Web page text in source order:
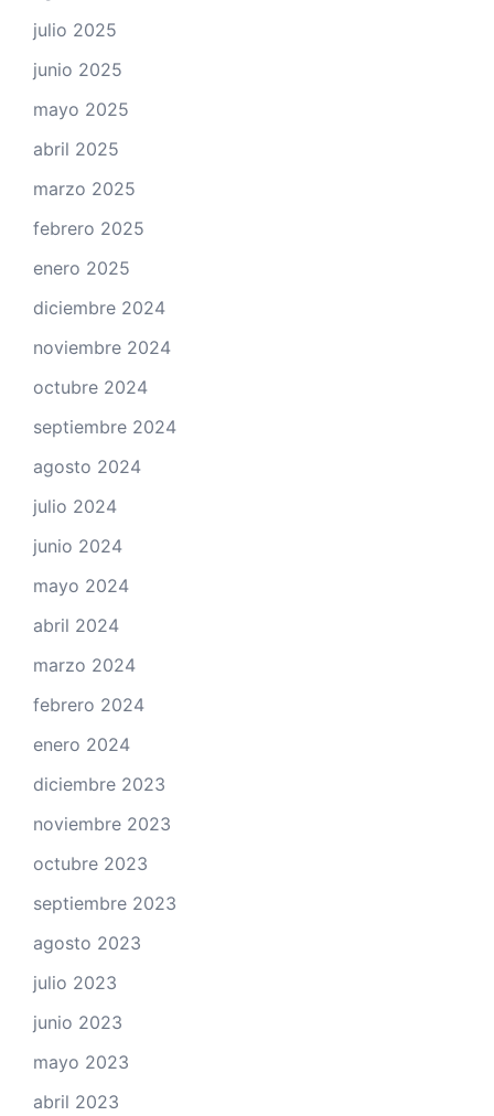
julio 2025
junio 2025
mayo 2025
abril 2025
marzo 2025
febrero 2025
enero 2025
diciembre 2024
noviembre 2024
octubre 2024
septiembre 2024
agosto 2024
julio 2024
junio 2024
mayo 2024
abril 2024
marzo 2024
febrero 2024
enero 2024
diciembre 2023
noviembre 2023
octubre 2023
septiembre 2023
agosto 2023
julio 2023
junio 2023
mayo 2023
abril 2023